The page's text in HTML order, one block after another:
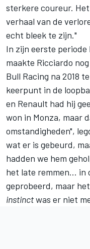
sterkere coureur.
verhaal van de
echt bleek te zijn."
In zijn eerste
maakte Ricciardo
Bull Racing na 2018
keerpunt in de
en Renault had hij
won in Monza, maar
omstandigheden",
wat er is gebeurd,
hadden we hem
het late remmen... in
geprobeerd, maar
instinctwas er niet